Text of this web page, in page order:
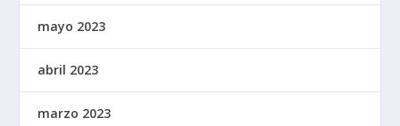
mayo 2023
abril 2023
marzo 2023